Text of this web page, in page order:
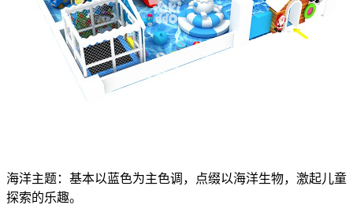
海洋主题：基本以蓝色为主色调，点缀以海洋生物，激起儿童
探索的乐趣。